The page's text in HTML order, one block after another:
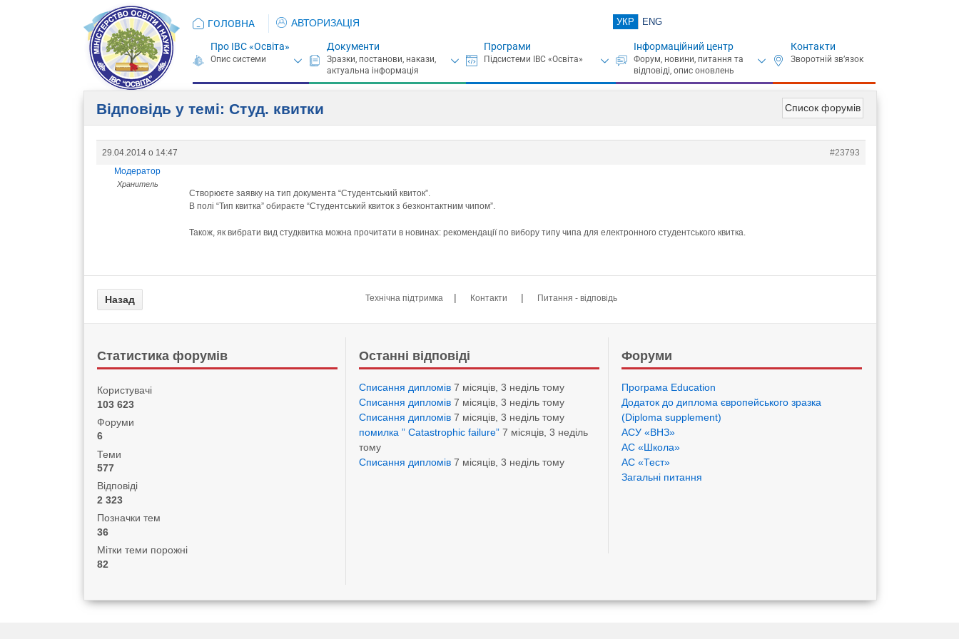
ГОЛОВНА АВТОРИЗАЦІЯ УКР ENG
Про ІВС «Освіта» Документи Програми Інформаційний центр Контакти
Список форумів
Відповідь у темі: Студ. квитки
29.04.2014 о 14:47
#23793
Модератор
Хранитель
Створюєте заявку на тип документа “Студентський квиток”.
В полі “Тип квитка” обираєте “Студентський квиток з безконтактним чипом”.
Також, як вибрати вид студквитка можна прочитати в новинах: рекомендації по вибору типу чипа для електронного студентського квитка.
Технічна підтримка | Контакти | Питання - відповідь
Статистика форумів
Користувачі
103 623
Форуми
6
Теми
577
Відповіді
2 323
Позначки тем
36
Мітки теми порожні
82
Останні відповіді
Списання дипломів 7 місяців, 3 неділь тому
Списання дипломів 7 місяців, 3 неділь тому
Списання дипломів 7 місяців, 3 неділь тому
помилка ” Catastrophic failure” 7 місяців, 3 неділь
тому
Списання дипломів 7 місяців, 3 неділь тому
Форуми
Програма Eduсation
Додаток до диплома європейського зразка
(Diploma supplement)
АСУ «ВНЗ»
АС «Школа»
АС «Тест»
Загальні питання